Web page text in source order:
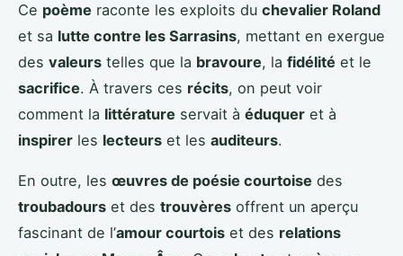
Ce poème raconte les exploits du chevalier Roland
et sa lutte contre les Sarrasins, mettant en exergue
des valeurs telles que la bravoure, la fidélité et le
sacrifice. À travers ces récits, on peut voir
comment la littérature servait à éduquer et à
inspirer les lecteurs et les auditeurs.
En outre, les œuvres de poésie courtoise des
troubadours et des trouvères offrent un aperçu
fascinant de l’amour courtois et des relations